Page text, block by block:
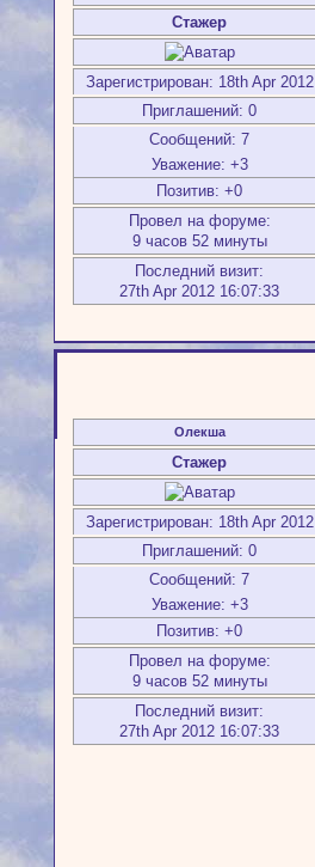
Стажер
Зарегистрирован: 18th Apr 2012
Приглашений: 0
Сообщений: 7
Уважение: +3
Позитив: +0
Провел на форуме:
9 часов 52 минуты
Последний визит:
27th Apr 2012 16:07:33
Олекша
Стажер
Зарегистрирован: 18th Apr 2012
Приглашений: 0
Сообщений: 7
Уважение: +3
Позитив: +0
Провел на форуме:
9 часов 52 минуты
Последний визит:
27th Apr 2012 16:07:33